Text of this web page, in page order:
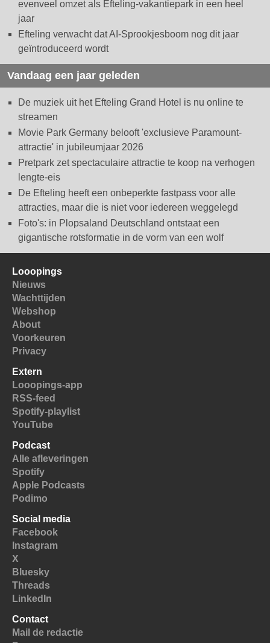
evenveel omzet als Efteling-vakantiepark in een heel
jaar
Efteling verwacht dat AI-Sprookjesboom nog dit jaar
geïntroduceerd wordt
Vandaag een jaar geleden
De muziek uit het Efteling Grand Hotel is nu online te
streamen
Movie Park Germany belooft 'exclusieve Paramount-
attractie' in jubileumjaar 2026
Pretpark zet spectaculaire attractie te koop na verhogen
lengte-eis
De Efteling heeft een onbeperkte fastpass voor alle
attracties, maar die is niet voor iedereen weggelegd
Foto's: in Plopsaland Deutschland ontstaat een
gigantische rotsformatie in de vorm van een wolf
Looopings
Nieuws
Wachttijden
Webshop
About
Voorkeuren
Privacy
Extern
Looopings-app
RSS-feed
Spotify-playlist
YouTube
Podcast
Alle afleveringen
Spotify
Apple Podcasts
Podimo
Social media
Facebook
Instagram
X
Bluesky
Threads
LinkedIn
Contact
Mail de redactie